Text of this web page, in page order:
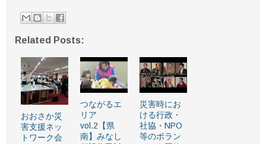
Related Posts:
おおさか災
害支援ネッ
トワーク会
つながるエ
リア
vol.2【県
南】みなし
災害時にお
ける行政・
社協・NPO
等のボラン